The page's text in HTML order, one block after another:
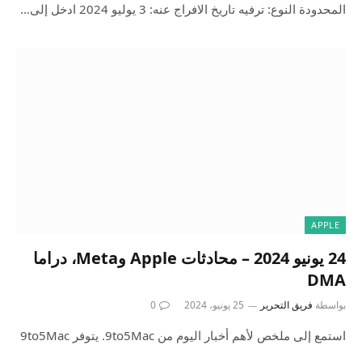
المحدودة النوع: ترفيه تاريخ الافراج عنه: 3 يوليو 2024 ادخل إلى…
APPLE
24 يونيو 2024 – محادثات Apple وMeta، دراما
DMA
بواسطة فريق التحرير 25 يونيو، 2024 0
استمع إلى ملخص لأهم أخبار اليوم من 9to5Mac. يتوفر 9to5Mac